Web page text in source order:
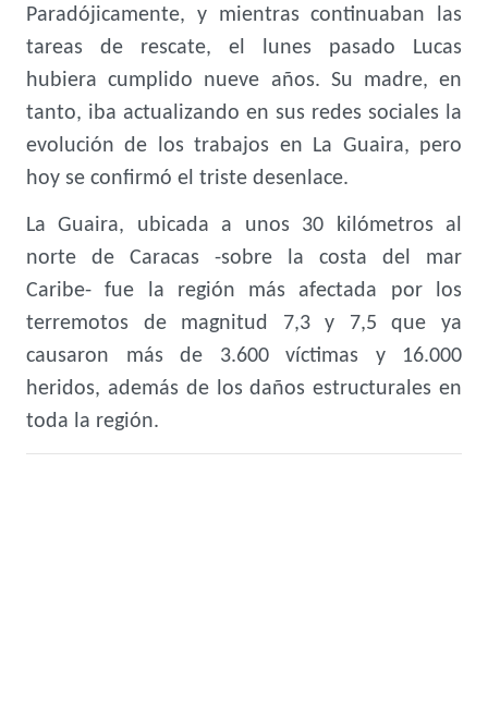
Paradójicamente, y mientras continuaban las
tareas de rescate, el lunes pasado Lucas
hubiera cumplido nueve años. Su madre, en
tanto, iba actualizando en sus redes sociales la
evolución de los trabajos en La Guaira, pero
hoy se confirmó el triste desenlace.
La Guaira, ubicada a unos 30 kilómetros al
norte de Caracas -sobre la costa del mar
Caribe- fue la región más afectada por los
terremotos de magnitud 7,3 y 7,5 que ya
causaron más de 3.600 víctimas y 16.000
heridos, además de los daños estructurales en
toda la región.